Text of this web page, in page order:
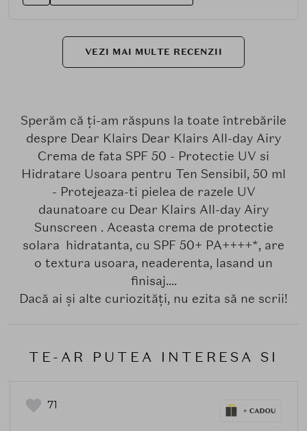
VEZI MAI MULTE RECENZII
Sperăm că ți-am răspuns la toate întrebările
despre Dear Klairs Dear Klairs All-day Airy
Crema de fata SPF 50 - Protectie UV si
Hidratare Usoara pentru Ten Sensibil, 50 ml
- Protejeaza-ti pielea de razele UV
daunatoare cu Dear Klairs All-day Airy
Sunscreen . Aceasta crema de protectie
solara hidratanta, cu SPF 50+ PA++++*, are
o textura usoara, neaderenta, lasand un
finisaj....
Dacă ai și alte curiozități, nu ezita să ne scrii!
TE-AR PUTEA INTERESA SI
71